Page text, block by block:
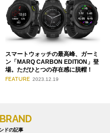
スマートウォッチの最高峰、ガーミ
ン「MARQ CARBON EDITION」登
場。ただひとつの存在感に脱帽！
FEATURE 2023.12.19
ドの記事